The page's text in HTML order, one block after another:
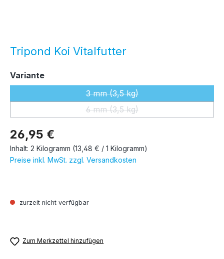
Tripond Koi Vitalfutter
26,95 €
Inhalt: 2 Kilogramm (13,48 € / 1 Kilogramm)
Preise inkl. MwSt. zzgl. Versandkosten
zurzeit nicht verfügbar
Varianteauswählen
3 mm (3,5 kg)
(Diese Option ist zurzeit nicht
6 mm (3,5 kg)
(Diese Option ist zurzeit nicht
Zum Merkzettel hinzufügen